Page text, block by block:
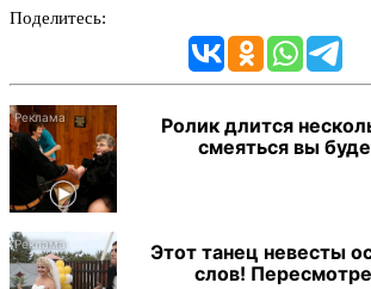
Поделитесь:
Ролик длится
смеяться вы
Этот танец невесты
слов!